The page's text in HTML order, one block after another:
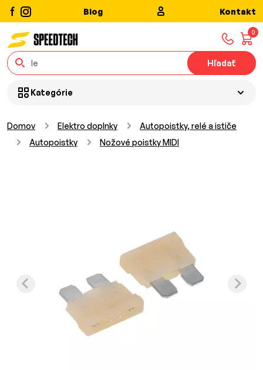
Blog Kontakt
0
Hľadať
Kategórie
Domov Elektro doplnky
Autopoistky, relé a ističe
Autopoistky
Nožové poistky MIDI